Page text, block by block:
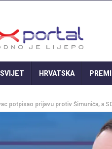
SVIJET HRVATSKA
potpisao prijavu protiv Šimunića, a